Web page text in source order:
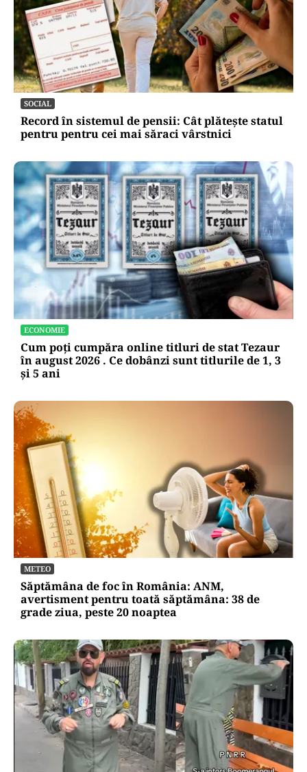
SOCIAL
Record în sistemul de pensii: Cât plătește statul
pentru pentru cei mai săraci vârstnici
ECONOMIE
Cum poți cumpăra online titluri de stat Tezaur
în august 2026 . Ce dobânzi sunt titlurile de 1, 3
și 5 ani
METEO
Săptămâna de foc în România: ANM,
avertisment pentru toată săptămâna: 38 de
grade ziua, peste 20 noaptea